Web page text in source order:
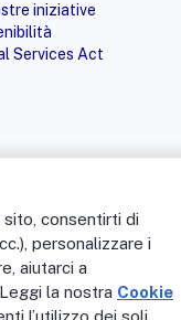
iniziative
Services Act
consentirti di
personalizzare i
aiutarci a
la nostra Cookie
l’utilizzo dei soli